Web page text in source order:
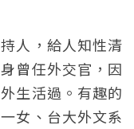
人，給人知性清
曾任外交官，因
生活過。有趣的
女、台大外文系